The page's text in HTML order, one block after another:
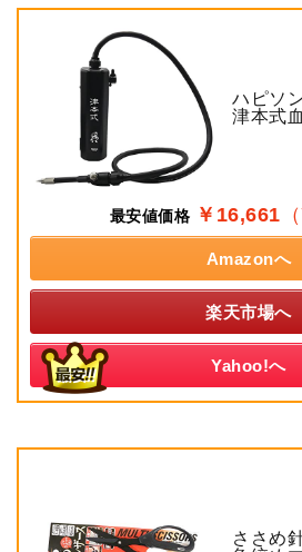
ハピソ
津本式
最安値価格 ￥16,661
Amazonへ
楽天市場へ
Yahoo!へ
ささめ